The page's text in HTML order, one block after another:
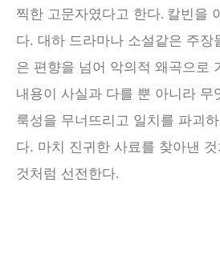
찍한 고문자였다고 한다. 칼빈을
다. 대하 드라마나 소설같은 주장
은 편향을 넘어 악의적 왜곡으로
내용이 사실과 다를 뿐 아니라 무
룩성을 무너뜨리고 일치를 파괴
다. 마치 진귀한 사료를 찾아낸
것처럼 선전한다.